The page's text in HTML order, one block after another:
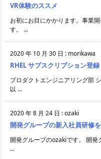
VR体験のススメ
お初にお目にかかります。事業
す。 ...
2020 年 10 月 30 日 : morikawa
RHEL サブスクリプション登
プロダクトエンジニアリング部
以 ...
2020 年 8 月 24 日 :ozaki
開発グループの新入社員研修
開発グループのozakiです。 開
...